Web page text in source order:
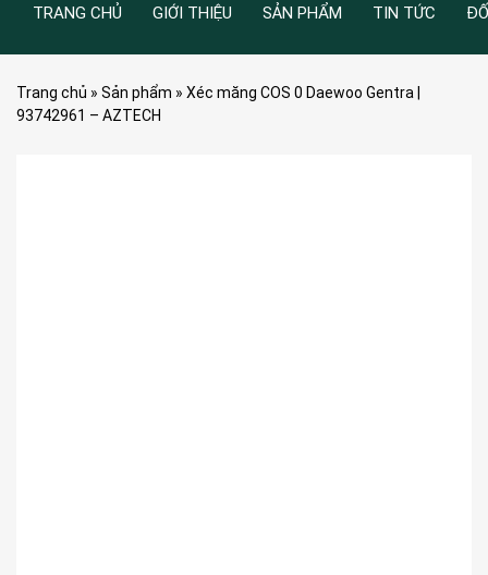
TRANG CHỦ GIỚI THIỆU SẢN PHẨM TIN TỨC
Trang chủ » Sản phẩm » Xéc măng COS 0 Daewoo Gentra |
93742961 – AZTECH